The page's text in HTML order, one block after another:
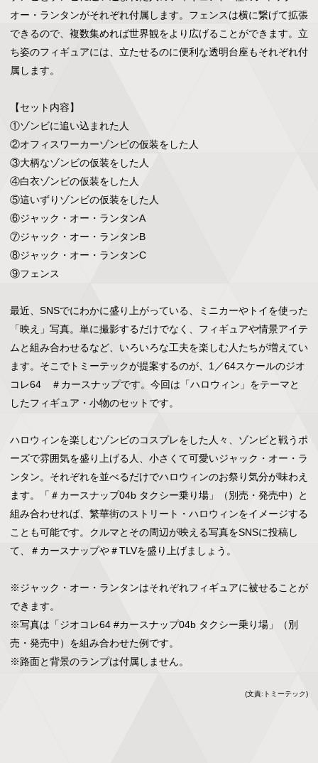
オー・ランタンがそれぞれ付属します。フェンスは横に繋げて拡張
できるので、複数集めれば世界観をより広げることができます。立
ち姿のフィギュアには、立たせるのに便利な透明台座もそれぞれ付
属します。
【セット内容】
①ゾンビに追い込まれた人
②オフィスワーカーゾンビの仮装をした人
③大柄なゾンビの仮装をした人
④白衣ゾンビの仮装をした人
⑤這いずりゾンビの仮装をした人
⑥ジャック・オー・ランタンA
⑦ジャック・オー・ランタンB
⑧ジャック・オー・ランタンC
⑨フェンス
最近、SNSでにわかに盛り上がっている、ミニカーやトイを使った
「映え」写真。単に撮影するだけでなく、フィギュアや情景アイテ
ムと組み合わせるなど、いろいろな工夫を楽しむ人たちが増えてい
ます。そこでトミーテックが提案するのが、1／64スケールのジオ
コレ64　＃カースナップです。今回は「ハロウィン」をテーマと
したフィギュア・小物のセットです。
ハロウィンを楽しむゾンビのコスプレをした人々、ゾンビと戦うポ
ーズで雰囲気を盛り上げる人、小さくて可愛いジャック・オー・ラ
ンタン。それぞれを並べるだけでハロウィンのお祭り気分が味わえ
ます。「＃カースナップ04b タクシー乗り場」（別売・発売中）と
組み合わせれば、繁華街のストリート・ハロウィンをイメージする
ことも可能です。クルマとその周辺が映える写真をSNSに投稿し
て、＃カースナップや＃TLVを盛り上げましょう。
※ジャック・オー・ランタンはそれぞれフィギュアに被せることが
できます。
※写真は「ジオコレ64 #カースナップ04b タクシー乗り場」（別
売・発売中）を組み合わせた例です。
※路面と背景のランプは付属しません。
(文責:トミーテック)